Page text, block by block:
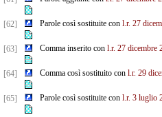
[62] Parole così sostituite con l.r. 27
[63] Comma inserito con l.r. 27 dicembre
[64] Comma così sostituito con l.r. 29
[65] Parole così sostituite con l.r. 3 luglio